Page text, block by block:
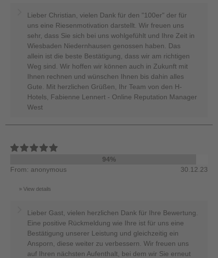
Lieber Christian, vielen Dank für den "100er" der für
uns eine Riesenmotivation darstellt. Wir freuen uns
sehr, dass Sie sich bei uns wohlgefühlt und Ihre Zeit in
Wiesbaden Niedernhausen genossen haben. Das
allein ist die beste Bestätigung, dass wir am richtigen
Weg sind. Wir hoffen wir können auch in Zukunft mit
Ihnen rechnen und wünschen Ihnen bis dahin alles
Gute. Mit herzlichen Grüßen, Ihr Team von den H-
Hotels, Fabienne Lennert - Online Reputation Manager
West
94%
From: anonymous
30.12.23
View details
Lieber Gast, vielen herzlichen Dank für Ihre Bewertung.
Eine positive Rückmeldung wie Ihre ist für uns eine
Bestätigung unserer Leistung und gleichzeitig ein
Ansporn, diese weiter zu verbessern. Wir freuen uns
auf Ihren nächsten Aufenthalt, bei dem wir Sie erneut